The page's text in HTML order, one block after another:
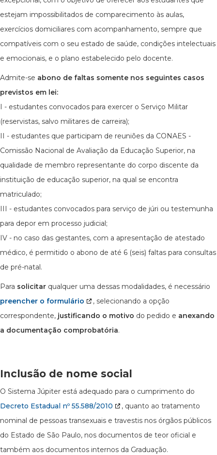
estejam impossibilitados de comparecimento às aulas,
exercícios domiciliares com acompanhamento, sempre que
compatíveis com o seu estado de saúde, condições intelectuais
e emocionais, e o plano estabelecido pelo docente.
Admite-se abono de faltas somente nos seguintes casos
previstos em lei:
I - estudantes convocados para exercer o Serviço Militar
(reservistas, salvo militares de carreira);
II - estudantes que participam de reuniões da CONAES -
Comissão Nacional de Avaliação da Educação Superior, na
qualidade de membro representante do corpo discente da
instituição de educação superior, na qual se encontra
matriculado;
III - estudantes convocados para serviço de júri ou testemunha
para depor em processo judicial;
IV - no caso das gestantes, com a apresentação de atestado
médico, é permitido o abono de até 6 (seis) faltas para consultas
de pré-natal.
Para solicitar qualquer uma dessas modalidades, é necessário
preencher o formulário
, selecionando a opção
correspondente, justificando o motivo do pedido e anexando
a documentação comprobatória.
Inclusão de nome social
O Sistema Júpiter está adequado para o cumprimento do
Decreto Estadual nº 55.588/2010
, quanto ao tratamento
nominal de pessoas transexuais e travestis nos órgãos públicos
do Estado de São Paulo, nos documentos de teor oficial e
também aos documentos internos da Graduação.